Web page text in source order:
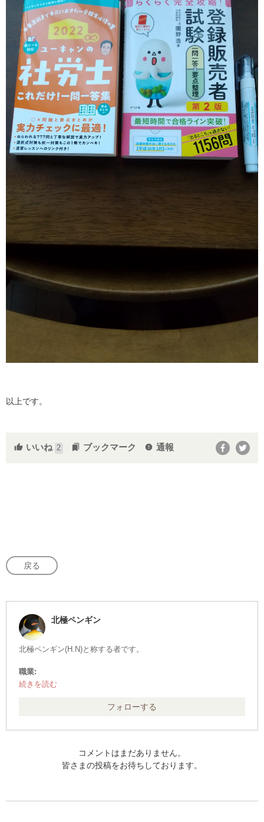
以上です。
thumb_up いいね 2 bookmarks ブックマーク report 通報
戻る
北極ペンギン
北極ペンギン(H.N)と称する者です。
職業:
その他
・中型自動車第1種運転免許(8t限定) ※旧・普免
・二級ボイラー技士
・児童指導員(任用資格)
・食品衛生責任者
フォローする
コメントはまだありません。
皆さまの投稿をお待ちしております。